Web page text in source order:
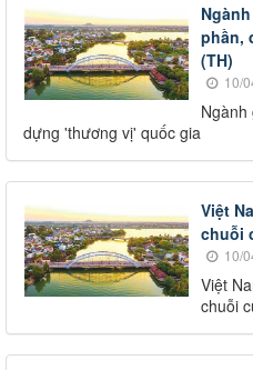
phần,
(TH)
10/
Ngành
dựng 'thương vị' quốc gia
Việt
chuỗi
10/
Việt
chuỗi